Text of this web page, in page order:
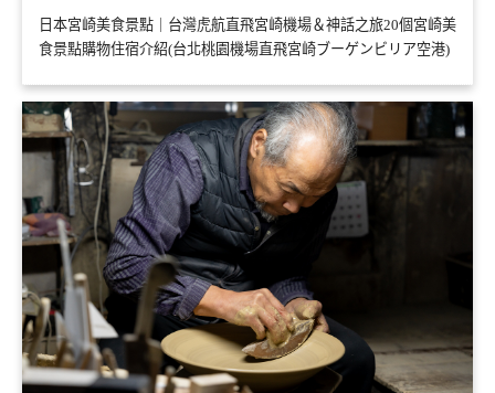
日本宮崎美食景點｜台灣虎航直飛宮崎機場＆神話之旅20個宮崎美
食景點購物住宿介紹(台北桃園機場直飛宮崎ブーゲンビリア空港)